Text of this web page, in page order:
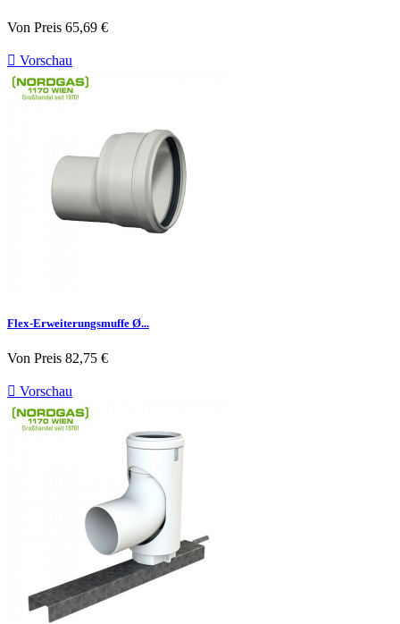
Von Preis 65,69 €
 Vorschau
Flex-Erweiterungsmuffe Ø...
Von Preis 82,75 €
 Vorschau